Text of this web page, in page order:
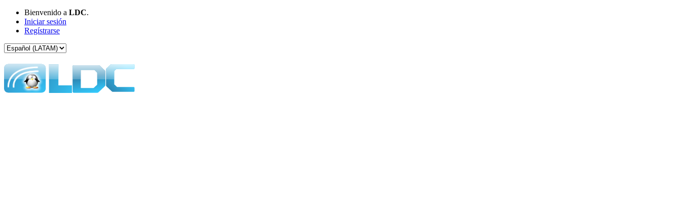
Bienvenido a LDC.
Iniciar sesión
Regístrarse